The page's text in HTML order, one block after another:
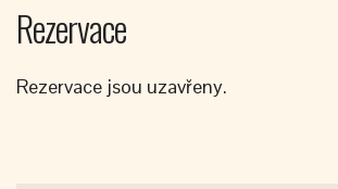
Rezervace
Rezervace jsou uzavřeny.